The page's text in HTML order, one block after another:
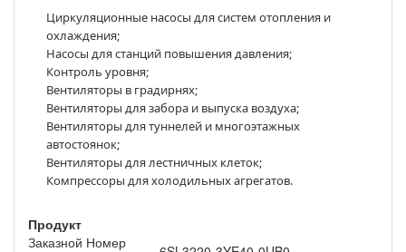
Циркуляционные насосы для систем отопления и
охлаждения;
Насосы для станций повышения давления;
Контроль уровня;
Вентиляторы в градирнях;
Вентиляторы для забора и выпуска воздуха;
Вентиляторы для туннелей и многоэтажных
автостоянок;
Вентиляторы для лестничных клеток;
Компрессоры для холодильных агрегатов.
Продукт
Заказной Номер